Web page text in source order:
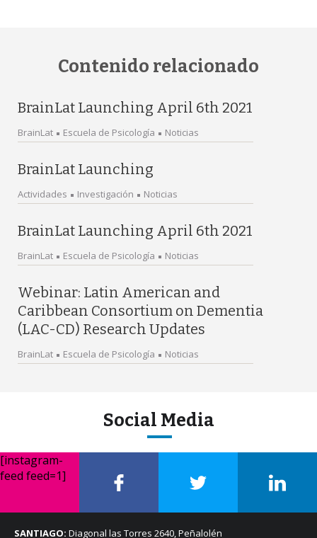
Contenido relacionado
BrainLat Launching April 6th 2021
BrainLat Escuela de Psicología Noticias
BrainLat Launching
Actividades Investigación Noticias
BrainLat Launching April 6th 2021
BrainLat Escuela de Psicología Noticias
Webinar: Latin American and
Caribbean Consortium on Dementia
(LAC-CD) Research Updates
BrainLat Escuela de Psicología Noticias
Social Media
[instagram-
feed feed=1]
SANTIAGO: Diagonal las Torres 2640, Peñalolén